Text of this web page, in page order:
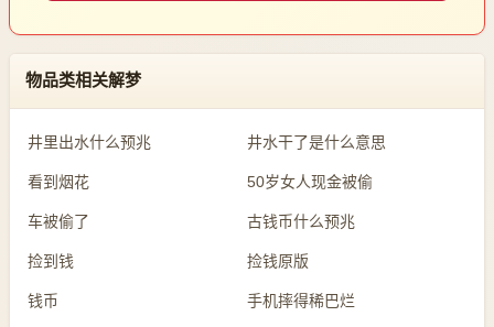
物品类相关解梦
井里出水什么预兆 井水干了是什么意思
看到烟花 50岁女人现金被偷
车被偷了 古钱币什么预兆
捡到钱 捡钱原版
钱币 手机摔得稀巴烂